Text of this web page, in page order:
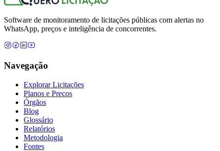
Software de monitoramento de licitações públicas com alertas no
WhatsApp, preços e inteligência de concorrentes.
Navegação
Explorar Licitações
Planos e Preços
Órgãos
Blog
Glossário
Relatórios
Metodologia
Fontes